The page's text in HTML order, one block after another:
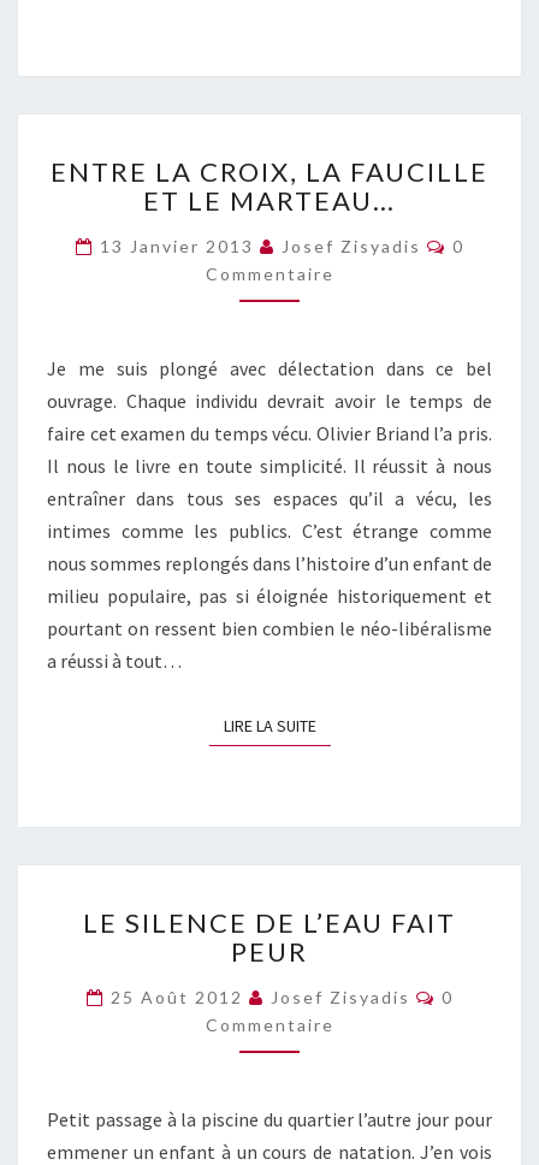
LA
CROIX,
FAUCILLE
ET
LE
ENTRE LA CROIX, LA FAUCILLE
ET LE MARTEAU…
13 Janvier 2013 Josef Zisyadis
0
Commentaire
Je me suis plongé avec délectation dans ce bel
ouvrage. Chaque individu devrait avoir le temps de
faire cet examen du temps vécu. Olivier Briand l’a pris.
Il nous le livre en toute simplicité. Il réussit à nous
entraîner dans tous ses espaces qu’il a vécu, les
intimes comme les publics. C’est étrange comme
nous sommes replongés dans l’histoire d’un enfant de
milieu populaire, pas si éloignée historiquement et
pourtant on ressent bien combien le néo-libéralisme
a réussi à tout…
LIRE LA SUITELIRE LA SUITE
SILENCE
DE
FAIT
PEUR
LE SILENCE DE L’EAU FAIT
PEUR
25 Août 2012 Josef Zisyadis
0
Commentaire
Petit passage à la piscine du quartier l’autre jour pour
emmener un enfant à un cours de natation. J’en vois